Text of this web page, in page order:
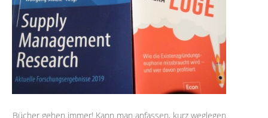
Bücher gehen immer! Kann man anfassen, kurz weglegen